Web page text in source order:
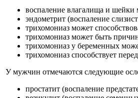
воспаление влагалища и шейки
эндометрит (воспаление
трихомониаз может
трихомониаз может быть
трихомониаз у беременных
трихомониаз способствует
У мужчин отмечаются следующие
простатит (воспаление